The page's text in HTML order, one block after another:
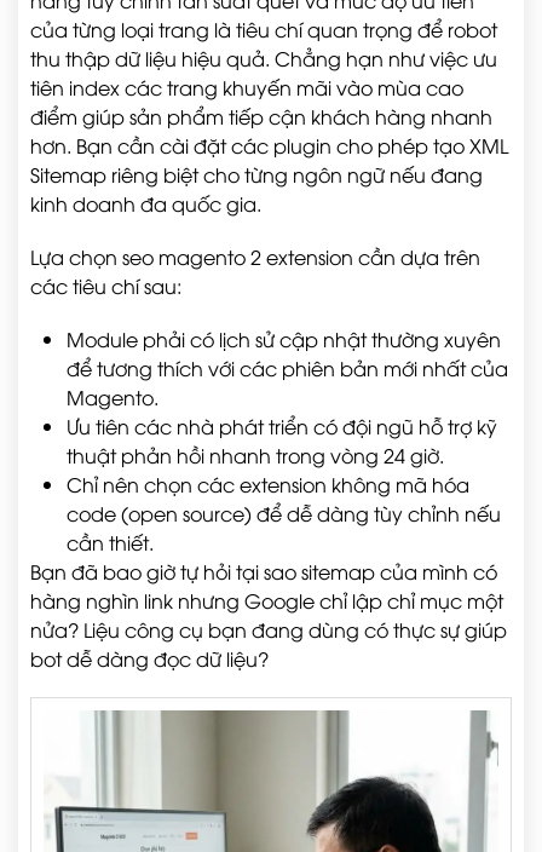
của từng loại trang là tiêu chí quan trọng để robot
thu thập dữ liệu hiệu quả. Chẳng hạn như việc ưu
tiên index các trang khuyến mãi vào mùa cao
điểm giúp sản phẩm tiếp cận khách hàng nhanh
hơn. Bạn cần cài đặt các plugin cho phép tạo XML
Sitemap riêng biệt cho từng ngôn ngữ nếu đang
kinh doanh đa quốc gia.
Lựa chọn seo magento 2 extension cần dựa trên
các tiêu chí sau:
Module phải có lịch sử cập nhật thường xuyên
để tương thích với các phiên bản mới nhất của
Magento.
Ưu tiên các nhà phát triển có đội ngũ hỗ trợ kỹ
thuật phản hồi nhanh trong vòng 24 giờ.
Chỉ nên chọn các extension không mã hóa
code (open source) để dễ dàng tùy chỉnh nếu
cần thiết.
Bạn đã bao giờ tự hỏi tại sao sitemap của mình có
hàng nghìn link nhưng Google chỉ lập chỉ mục một
nửa? Liệu công cụ bạn đang dùng có thực sự giúp
bot dễ dàng đọc dữ liệu?